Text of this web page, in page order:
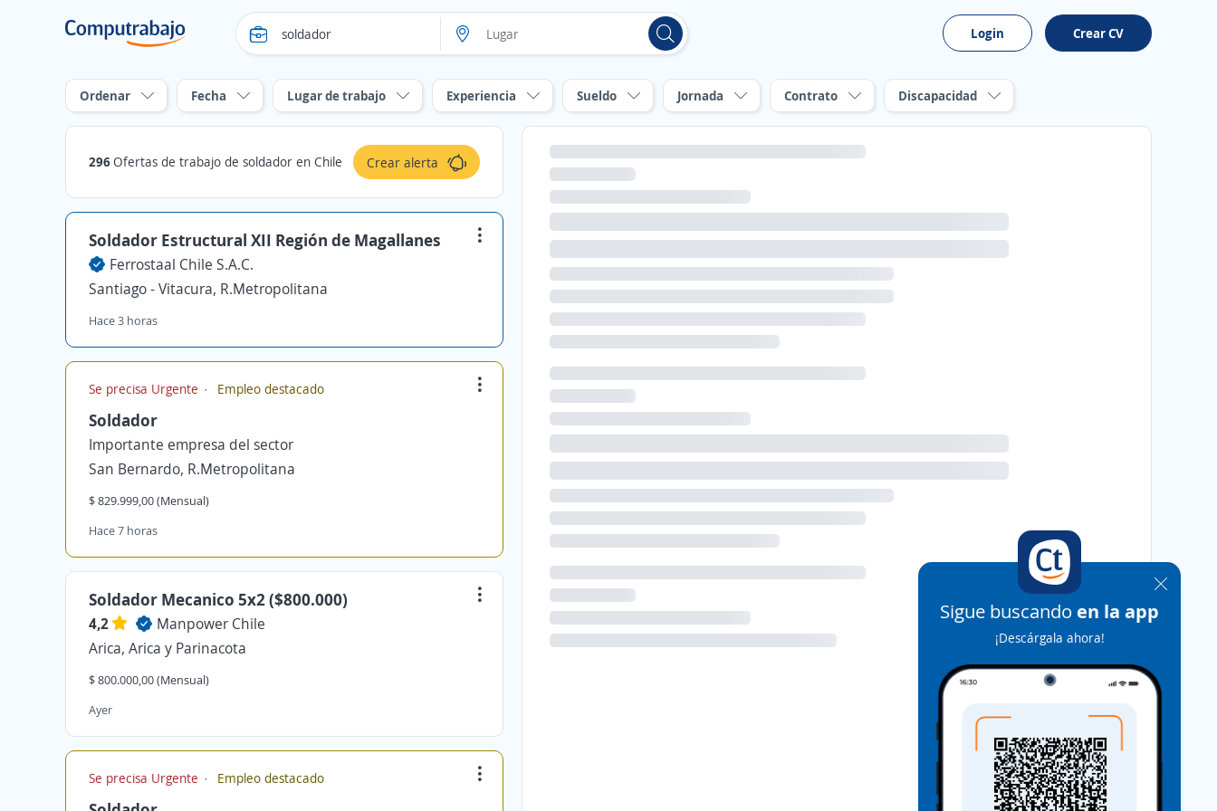
Login Crear CV
Ordenar Fecha Lugar de trabajo Experiencia Sueldo Jornada Contrato Discapacidad
296Ofertas de trabajo de soldador en Chile Crear alerta
Soldador Estructural XII Región de Magallanes
Ferrostaal Chile S.A.C.
Santiago - Vitacura, R.Metropolitana
Hace 3 horas
Se precisa Urgente Empleo destacado
Soldador
Importante empresa del sector
San Bernardo, R.Metropolitana
$ 829.999,00 (Mensual)
Hace 7 horas
Soldador Mecanico 5x2 ($800.000)
4,2
Manpower Chile
Arica, Arica y Parinacota
$ 800.000,00 (Mensual)
Ayer
Se precisa Urgente Empleo destacado
Sigue buscando en la app
¡Descárgala ahora!